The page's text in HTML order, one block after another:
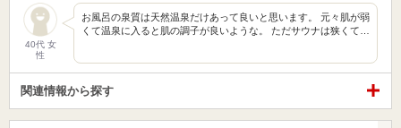
40代 女
性
お風呂の泉質は天然温泉だけあって良いと思います。 元々肌が弱
くて温泉に入ると肌の調子が良いような。 ただサウナは狭くて…
関連情報から探す